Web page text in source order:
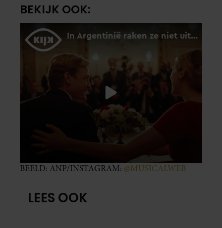
BEKIJK OOK:
BEELD: ANP/INSTAGRAM: @MUSICALWEB
LEES OOK